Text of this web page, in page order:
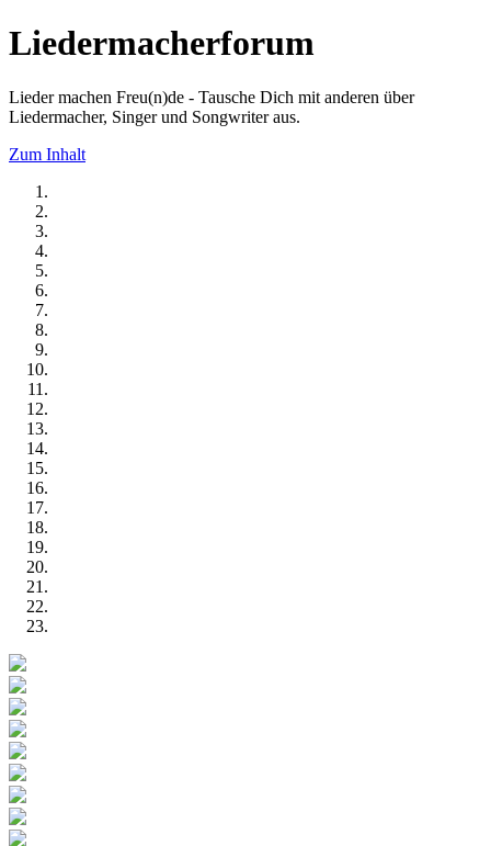
Liedermacherforum
Lieder machen Freu(n)de - Tausche Dich mit anderen über
Liedermacher, Singer und Songwriter aus.
Zum Inhalt